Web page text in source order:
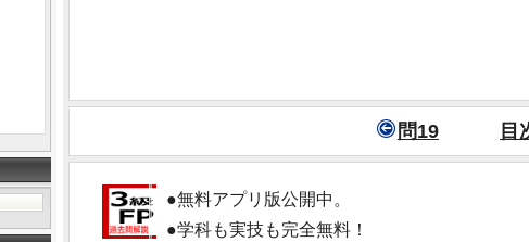
問19 目
●無料アプリ版公開中。
●学科も実技も完全無料！